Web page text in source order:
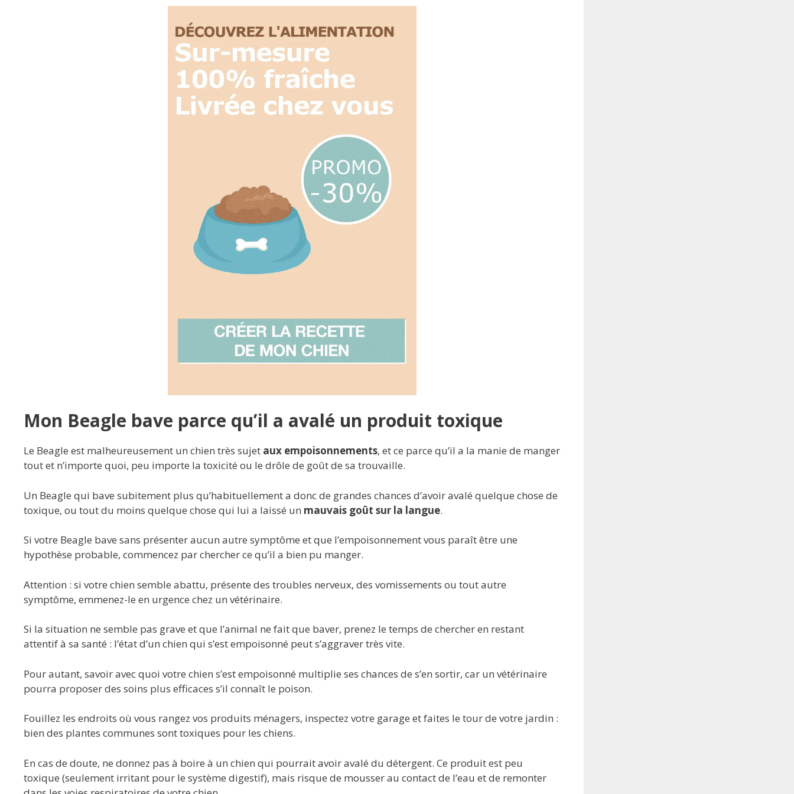
Mon Beagle bave parce qu’il a avalé un produit toxique
Le Beagle est malheureusement un chien très sujet aux empoisonnements, et ce parce qu’il a la manie de manger
tout et n’importe quoi, peu importe la toxicité ou le drôle de goût de sa trouvaille.
Un Beagle qui bave subitement plus qu’habituellement a donc de grandes chances d’avoir avalé quelque chose de
toxique, ou tout du moins quelque chose qui lui a laissé un mauvais goût sur la langue.
Si votre Beagle bave sans présenter aucun autre symptôme et que l’empoisonnement vous paraît être une
hypothèse probable, commencez par chercher ce qu’il a bien pu manger.
Attention : si votre chien semble abattu, présente des troubles nerveux, des vomissements ou tout autre
symptôme, emmenez-le en urgence chez un vétérinaire.
Si la situation ne semble pas grave et que l’animal ne fait que baver, prenez le temps de chercher en restant
attentif à sa santé : l’état d’un chien qui s’est empoisonné peut s’aggraver très vite.
Pour autant, savoir avec quoi votre chien s’est empoisonné multiplie ses chances de s’en sortir, car un vétérinaire
pourra proposer des soins plus efficaces s’il connaît le poison.
Fouillez les endroits où vous rangez vos produits ménagers, inspectez votre garage et faites le tour de votre jardin :
bien des plantes communes sont toxiques pour les chiens.
En cas de doute, ne donnez pas à boire à un chien qui pourrait avoir avalé du détergent. Ce produit est peu
toxique (seulement irritant pour le système digestif), mais risque de mousser au contact de l’eau et de remonter